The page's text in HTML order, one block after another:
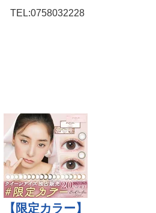
TEL:0758032228